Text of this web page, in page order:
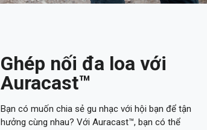
Ghép nối đa loa với
Auracast™
Bạn có muốn chia sẻ gu nhạc với hội bạn để tận
hưởng cùng nhau? Với Auracast™, bạn có thể